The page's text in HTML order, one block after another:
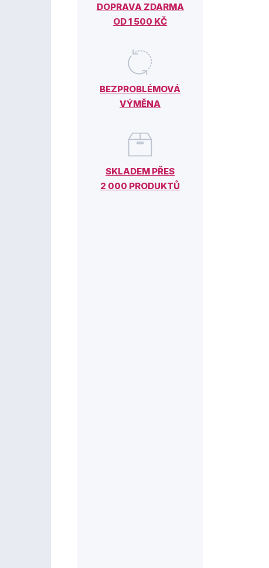
DOPRAVA ZDARMA
OD 1 500 KČ
BEZPROBLÉMOVÁ
VÝMĚNA
SKLADEM PŘES
2 000 PRODUKTŮ